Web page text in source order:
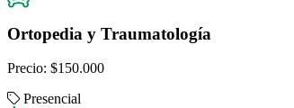
Ortopedia y Traumatología
Precio: $150.000
Presencial